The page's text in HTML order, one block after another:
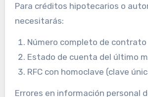
Para créditos hipotecarios o
necesitarás:
Número completo de contrato
Estado de cuenta del último
RFC con homoclave (clave
Errores en información personal